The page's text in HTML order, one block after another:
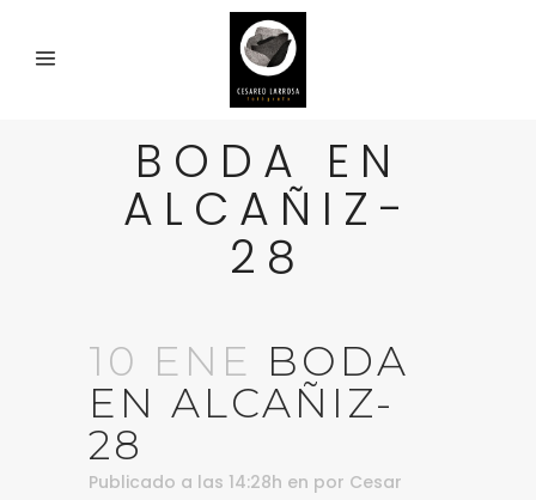
BODA EN
ALCAÑIZ-
28
10 ENE BODA
EN ALCAÑIZ-
28
Publicado a las 14:28h en por Cesar